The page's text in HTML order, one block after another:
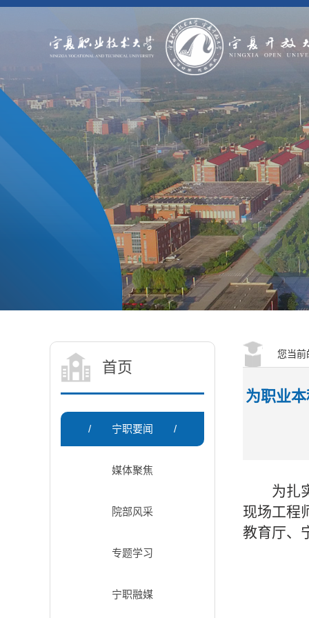
首页
/ 宁职要闻 /
媒体聚焦
院部风采
专题学习
宁职融媒
您当
为职业
为扎
现场工程
教育厅、